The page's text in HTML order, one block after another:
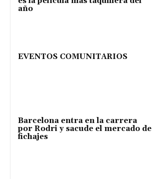
año
EVENTOS COMUNITARIOS
Barcelona entra en la carrera
por Rodri y sacude el mercado de
fichajes